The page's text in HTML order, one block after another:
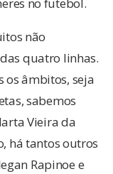
no futebol.
não
quatro linhas.
âmbitos, seja
sabemos
Vieira da
há tantos outros
Rapinoe e